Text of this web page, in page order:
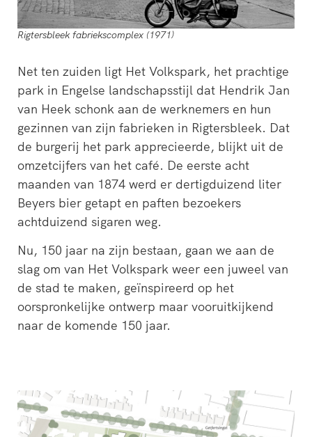
Rigtersbleek fabriekscomplex (1971)
Net ten zuiden ligt Het Volkspark, het prachtige
park in Engelse landschapsstijl dat Hendrik Jan
van Heek schonk aan de werknemers en hun
gezinnen van zijn fabrieken in Rigtersbleek. Dat
de burgerij het park apprecieerde, blijkt uit de
omzetcijfers van het café. De eerste acht
maanden van 1874 werd er dertigduizend liter
Beyers bier getapt en paften bezoekers
achtduizend sigaren weg.
Nu, 150 jaar na zijn bestaan, gaan we aan de
slag om van Het Volkspark weer een juweel van
de stad te maken, geïnspireerd op het
oorspronkelijke ontwerp maar vooruitkijkend
naar de komende 150 jaar.